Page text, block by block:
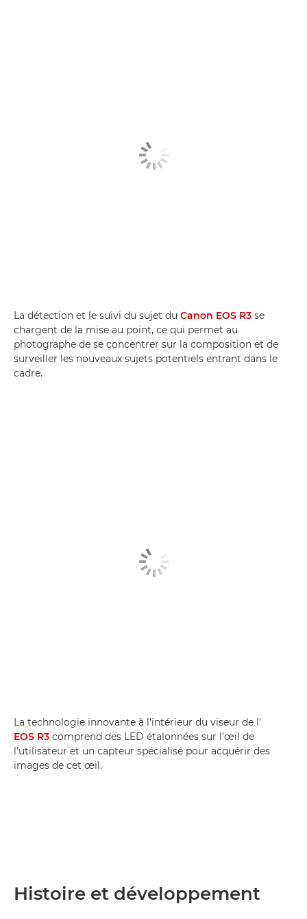
La détection et le suivi du sujet du Canon EOS R3 se
chargent de la mise au point, ce qui permet au
photographe de se concentrer sur la composition et de
surveiller les nouveaux sujets potentiels entrant dans le
cadre.
La technologie innovante à l'intérieur du viseur de l'
EOS R3 comprend des LED étalonnées sur l'œil de
l'utilisateur et un capteur spécialisé pour acquérir des
images de cet œil.
Histoire et développement